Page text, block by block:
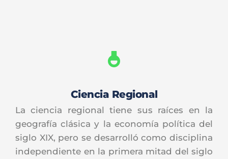
Ciencia Regional
La ciencia regional tiene sus raíces en la
geografía clásica y la economía política del
siglo XIX, pero se desarrolló como disciplina
independiente en la primera mitad del siglo